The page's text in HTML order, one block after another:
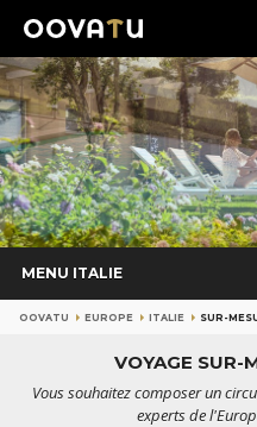
MENU ITALIE
OOVATU EUROPE ITALIE SUR-
VOYAGE SUR-
Vous souhaitez composer un
experts de